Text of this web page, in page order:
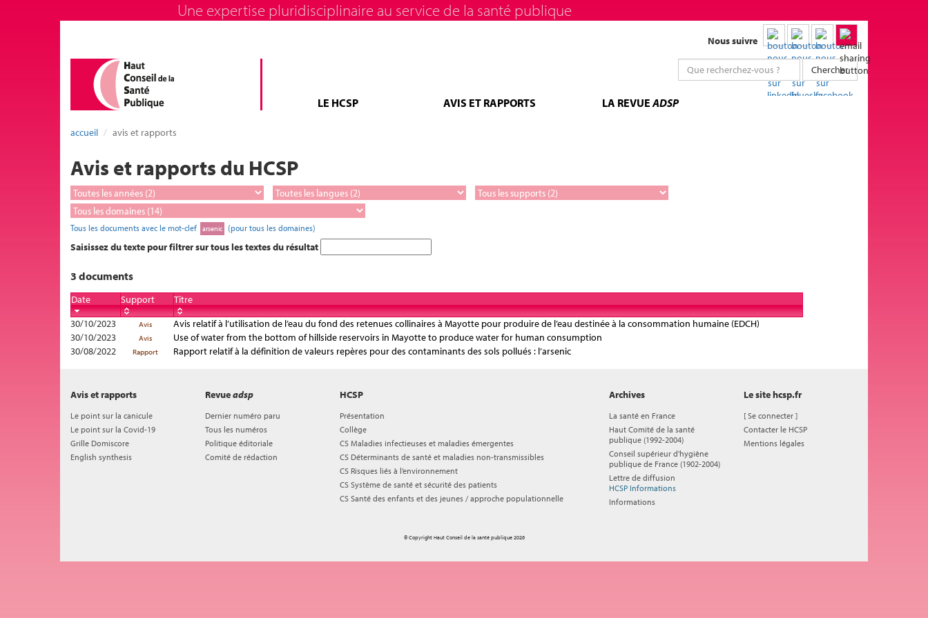
Une expertise pluridisciplinaire au service de la santé publique
Nous suivre
Chercher
LE HCSP AVIS ET RAPPORTS LA REVUEADSP
accueil avis et rapports
Avis et rapports du HCSP
Tous les documents avec le mot-clef arsenic (pour tous les domaines)
Saisissez du texte pour filtrer sur tous les textes du résultat
3 documents
Date Support
Titre
30/10/2023
Avis
Avis relatif à l’utilisation de l’eau du fond des retenues collinaires à Mayotte pour produire de l’eau destinée à la consommation humaine (EDCH)
30/10/2023
Avis
Use of water from the bottom of hillside reservoirs in Mayotte to produce water for human consumption
30/08/2022
Rapport Rapport relatif à la définition de valeurs repères pour des contaminants des sols pollués : l’arsenic
HCSP
Présentation
Collège
CS Maladies infectieuses et maladies émergentes
CS Déterminants de santé et maladies non-transmissibles
CS Risques liés à l’environnement
CS Système de santé et sécurité des patients
CS Santé des enfants et des jeunes / approche populationnelle
Avis et rapports
Le point sur la canicule
Le point sur la Covid-19
Grille Domiscore
English synthesis
Revueadsp
Dernier numéro paru
Tous les numéros
Politique éditoriale
Comité de rédaction
Archives
La santé en France
Haut Comité de la santé
publique (1992-2004)
Conseil supérieur d'hygiène
publique de France (1902-2004)
Lettre de diffusion
HCSP Informations
Informations
Le site hcsp.fr
[Se connecter ]
Contacter le HCSP
Mentions légales
© Copyright Haut Conseil de la santé publique 2026